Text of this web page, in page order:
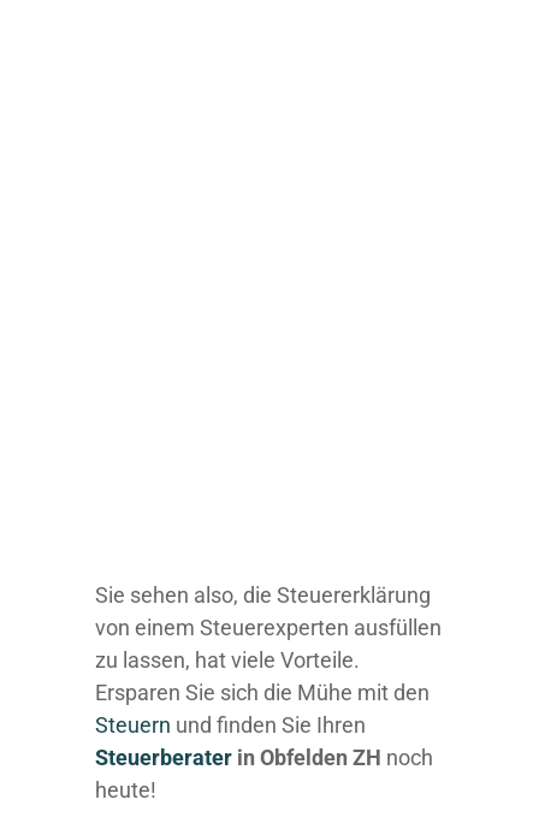
Sie sehen also, die Steuererklärung
von einem Steuerexperten ausfüllen
zu lassen, hat viele Vorteile.
Ersparen Sie sich die Mühe mit den
Steuern und finden Sie Ihren
Steuerberater in Obfelden ZH noch
heute!